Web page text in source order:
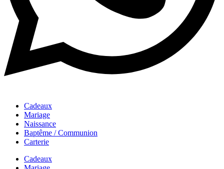
Cadeaux
Mariage
Naissance
Baptême / Communion
Carterie
Cadeaux